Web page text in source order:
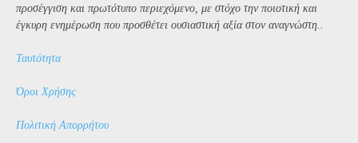
προσέγγιση και πρωτότυπο περιεχόμενο, με στόχο την ποιοτική και
έγκυρη ενημέρωση που προσθέτει ουσιαστική αξία στον αναγνώστη..
Ταυτότητα
Όροι Χρήσης
Πολιτική Απορρήτου